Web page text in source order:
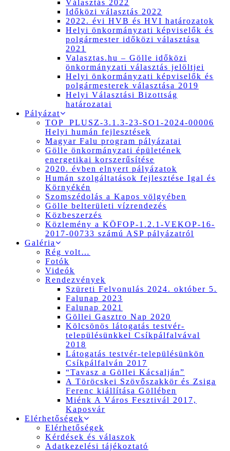
Választás 2022
Időközi választás 2022
2022. évi HVB és HVI határozatok
Helyi önkormányzati képviselők és
polgármester időközi választása
2021
Valasztas.hu – Gölle időközi
önkormányzati választás jelöltjei
Helyi önkormányzati képviselők és
polgármesterek választása 2019
Helyi Választási Bizottság
határozatai
Pályázat
TOP_PLUSZ-3.1.3-23-SO1-2024-00006
Helyi humán fejlesztések
Magyar Falu program pályázatai
Gölle önkormányzati épületének
energetikai korszerűsítése
2020. évben elnyert pályázatok
Humán szolgáltatások fejlesztése Igal és
Környékén
Szomszédolás a Kapos völgyében
Gölle belterületi vízrendezés
Közbeszerzés
Közlemény a KÖFOP-1.2.1-VEKOP-16-
2017-00733 számú ASP pályázatról
Galéria
Rég volt…
Fotók
Videók
Rendezvények
Szüreti Felvonulás 2024. október 5.
Falunap 2023
Falunap 2021
Göllei Gasztro Nap 2020
Kölcsönös látogatás testvér-
településünkkel Csíkpálfalvával
2018
Látogatás testvér-településünkön
Csíkpálfalván 2017
“Tavasz a Göllei Kácsalján”
A Töröcskei Szövőszakkör és Zsiga
Ferenc kiállítása Göllében
Miénk A Város Fesztivál 2017,
Kaposvár
Elérhetőségek
Elérhetőségek
Kérdések és válaszok
Adatkezelési tájékoztató